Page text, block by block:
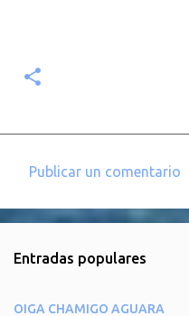
e
Publicar un comentario
Entradas populares
OIGA CHAMIGO AGUARA